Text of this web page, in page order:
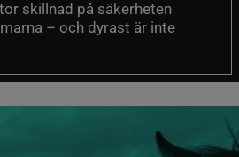
skillnad på säkerheten
– och dyrast är inte